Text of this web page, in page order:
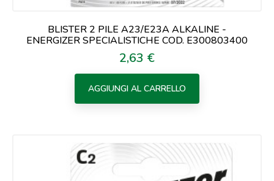
BLISTER 2 PILE A23/E23A ALKALINE -
ENERGIZER SPECIALISTICHE COD. E300803400
Prezzo
2,63 €
AGGIUNGI AL CARRELLO